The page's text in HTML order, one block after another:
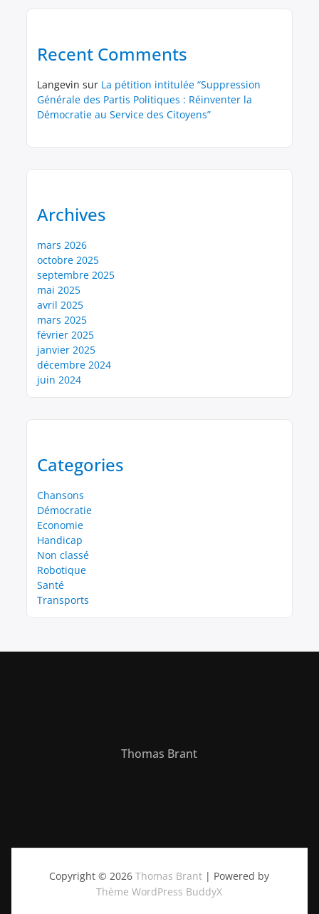
Recent Comments
Langevin sur La pétition intitulée “Suppression
Générale des Partis Politiques : Réinventer la
Démocratie au Service des Citoyens”
Archives
mars 2026
octobre 2025
septembre 2025
mai 2025
avril 2025
mars 2025
février 2025
janvier 2025
décembre 2024
juin 2024
Categories
Chansons
Démocratie
Economie
Handicap
Non classé
Robotique
Santé
Transports
Thomas Brant
Copyright © 2026Thomas Brant | Powered by
Thème WordPress BuddyX